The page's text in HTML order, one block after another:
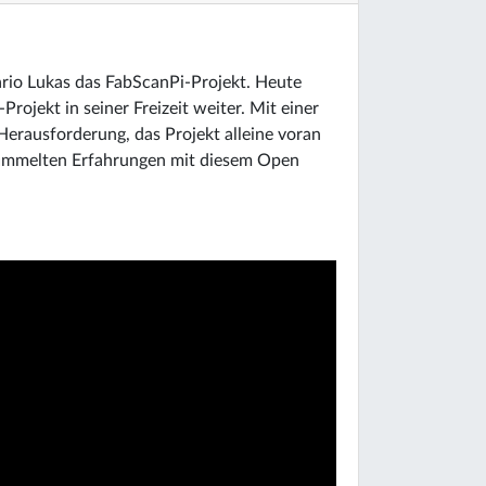
Lukas das FabScanPi-Projekt. Heute
in seiner Freizeit weiter. Mit einer
das Projekt alleine voran
Erfahrungen mit diesem Open